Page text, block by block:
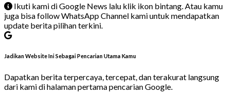
Ikuti kami di Google News lalu klik ikon bintang. Atau kamu
juga bisa follow WhatsApp Channel kami untuk mendapatkan
update berita pilihan terkini.
Jadikan Website Ini Sebagai Pencarian Utama Kamu
Dapatkan berita terpercaya, tercepat, dan terakurat langsung
dari kami di halaman pertama pencarian Google.